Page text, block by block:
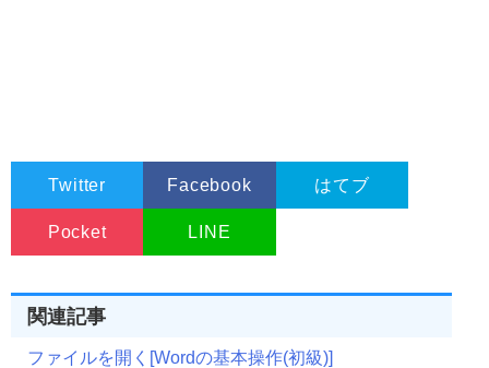
Twitter Facebook はてブ
Pocket LINE
関連記事
ファイルを開く[Wordの基本操作(初級)]